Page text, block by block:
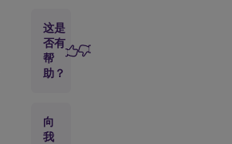
制
流
量
代
理
事
项
这是
否有
帮
助？
向
我